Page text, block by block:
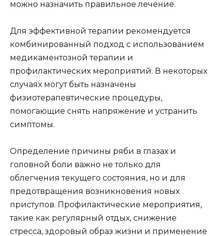
можно назначить правильное лечение.
Для эффективной терапии рекомендуется
комбинированный подход с использованием
медикаментозной терапии и
профилактических мероприятий. В некоторых
случаях могут быть назначены
физиотерапевтические процедуры,
помогающие снять напряжение и устранить
симптомы.
Определение причины ряби в глазах и
головной боли важно не только для
облегчения текущего состояния, но и для
предотвращения возникновения новых
приступов. Профилактические мероприятия,
такие как регулярный отдых, снижение
стресса, здоровый образ жизни и применение